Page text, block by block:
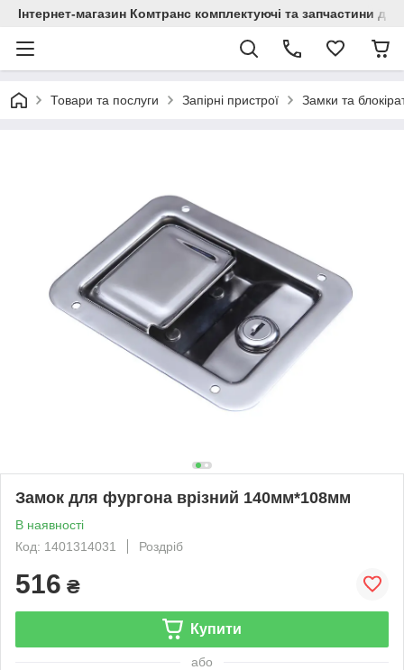
Інтернет-магазин Комтранс комплектуючі та запчастини
Товари та послуги Запірні пристрої Замки та
Замок для фургона врізний 140мм*108мм
В наявності
Код: 1401314031
Роздріб
516 ₴
Купити
або